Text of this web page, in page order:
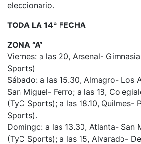
eleccionario.
TODA LA 14ª FECHA
ZONA “A”
Viernes: a las 20, Arsenal-
Sports)
Sábado: a las 15.30, Almagro- Los
San Miguel- Ferro; a las 18,
(TyC Sports); a las 18.10, Quilmes-
Sports).
Domingo: a las 13.30, Atlanta- San
(TyC Sports); a las 15, Alvarado-